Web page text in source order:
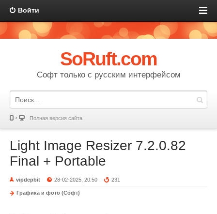
Войти
SoRuft.com
Софт только с русским интерфейсом
Полная версия сайта
Light Image Resizer 7.2.0.82
Final + Portable
vipdepbit 28-02-2025, 20:50 231
Графика и фото (Софт)